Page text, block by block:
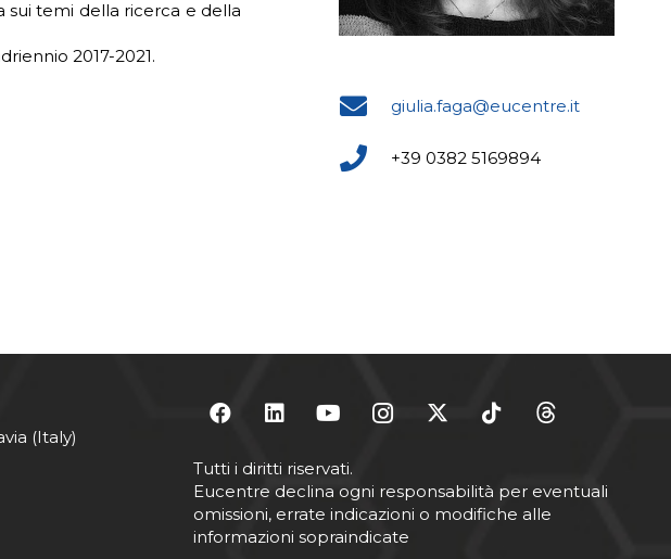
sui temi della ricerca e della
2017-2021.
giulia.faga@eucentre.it
+39 0382 5169894
(Italy)
Tutti i diritti riservati.
Eucentre declina ogni responsabilità per eventuali
omissioni, errate indicazioni o modifiche alle
informazioni sopraindicate